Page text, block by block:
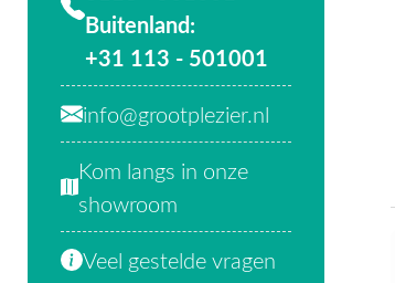
Buitenland:
+31 113 - 501001
info@grootplezier.nl
Kom langs in onze
showroom
Veel gestelde vragen